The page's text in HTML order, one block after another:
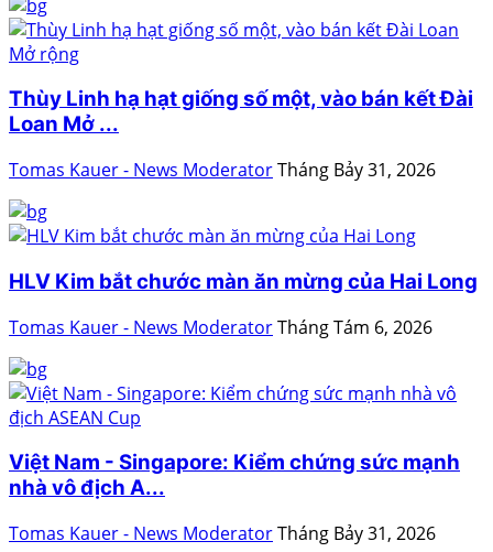
Thùy Linh hạ hạt giống số một, vào bán kết Đài
Loan Mở ...
Tomas Kauer - News ModeratorTháng Bảy 31, 2026
HLV Kim bắt chước màn ăn mừng của Hai Long
Tomas Kauer - News ModeratorTháng Tám 6, 2026
Việt Nam - Singapore: Kiểm chứng sức mạnh
nhà vô địch A...
Tomas Kauer - News ModeratorTháng Bảy 31, 2026